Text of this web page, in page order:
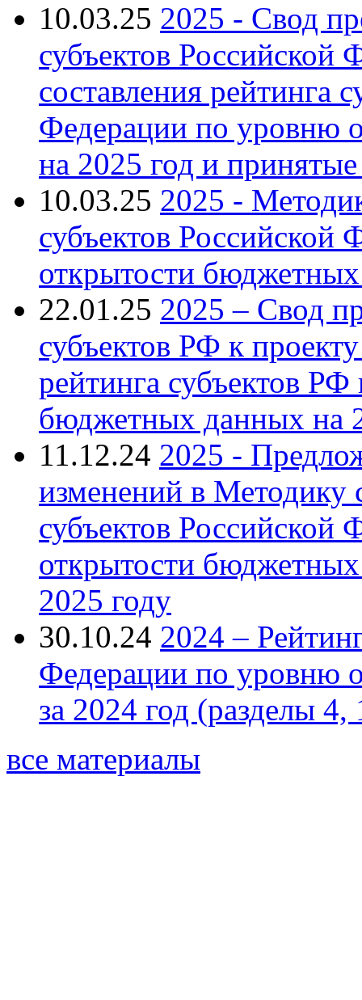
10.03.25 2025 - Свод
субъектов Российской
составления рейтинга
Федерации по уровню
на 2025 год и
10.03.25 2025 -
субъектов
открытости
22.01.25 2025 – Свод
субъектов РФ к
рейтинга субъектов
бюджетных данных на
11.12.24 2025 -
изменений в Методику
субъектов
открытости
2025 году
30.10.24 2024 –
Федерации по уровню
за 2024 год (разделы 4,
все материалы